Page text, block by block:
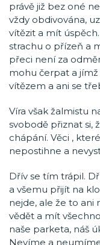
právě již bez oné
vždy obdivována,
vítězit a mít
strachu o přízeň a
přeci není za
mohu čerpat a jímž
vítězem a ani se
Víra však žalmistu
svobodě přiznat si,
chápání. Věci ,
nepostihne a
Dřív se tím trápil.
a všemu přijít na
nejde, ale že to ani
vědět a mít
naše parketa, náš
Nevíme a